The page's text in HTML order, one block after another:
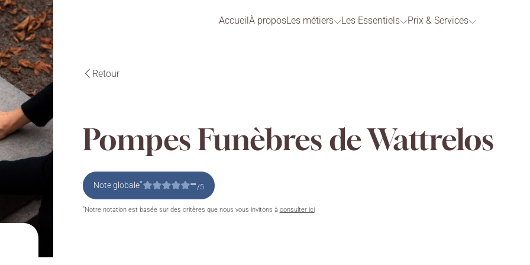
AccueilÀ proposLes métiers Les Essentiels Prix & Services
Retour
Pompes Funèbres de Wattrelos
Note globale* –/5
*Notre notation est basée sur des critères que nous vous invitons à consulter ici